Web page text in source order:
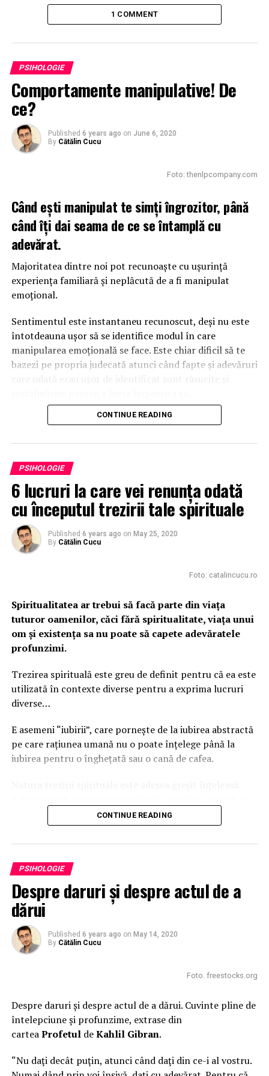
1 COMMENT
PSIHOLOGIE
Comportamente manipulative! De
ce?
Published 6 years ago on June 6, 2020
By Cătălin Cucu
Foto: thenlpcompany.com
Când ești manipulat te simți îngrozitor, până
când îți dai seama de ce se întamplă cu
adevărat.
Majoritatea dintre noi pot recunoaște cu ușurință
experiența familiară și neplăcută de a fi manipulat
emoțional.
Sentimentul este instantaneu recunoscut, deși nu este
întotdeauna ușor să se identifice modul în care
manipularea emoțională se face. Este chiar dificil să te
bazezi pe propria judecată atunci când fapte și adevăruri
Pentru a aprinde o lumină asupra modului în care se
evidențiază anumite tehnici și comportamente
manipulative folosite de persoanele care își tratează
partenerii în acest fel.
Chiar dacă citind acest articol recunoști anumite
aspecte în relația ta, nu te înfuria; este la fel de
important să înțelegem de ce manipulatorii fac ceea ce
fac.
În primul rând, manipulatorii tind să simplifice totul
prea mult și să reducă comportamentele sau
argumentele tale, dezacorduri simple înJUDECĂȚI
MORALE. Manipulatorii își iau masca și aripioarele de
“Nu aș putea să trăiesc cu
mine dacă aș face ceea ce
ai făcut tu” – ai putea auzi.
CONTINUE READING
PSIHOLOGIE
6 lucruri la care vei renunța odată
cu începutul trezirii tale spirituale
Published 6 years ago on May 25, 2020
By Cătălin Cucu
Foto: catalincucu.ro
Spiritualitatea ar trebui să facă parte din viața
tuturor oamenilor, căci fără spiritualitate, viața unui
om și existența sa nu poate să capete adevăratele
profunzimi.
Trezirea spirituală este greu de definit pentru că ea este
utilizată în contexte diverse pentru a exprima lucruri
diverse…
E asemeni “iubirii”, care pornește de la iubirea abstractă
pe care rațiunea umană nu o poate înțelege până la
iubirea pentru o înghețată sau o cană de cafea.
a anumitor capacități inclusiv cele de vindecare, au o
valoare aparte și acest lucru nu trebuie ignorat, dar
niciunul dintre acestea nu ne indică dacă o anumită
nu.
CONTINUE READING
PSIHOLOGIE
Despre daruri și despre actul de a
dărui
Published 6 years ago on May 14, 2020
By Cătălin Cucu
Foto. freestocks.org
Despre daruri și despre actul de a dărui. Cuvinte pline de
întelepciune și profunzime, extrase din
carteaProfetuldeKahlil Gibran.
“Nu daţi decât puţin, atunci când daţi din ce-i al vostru.